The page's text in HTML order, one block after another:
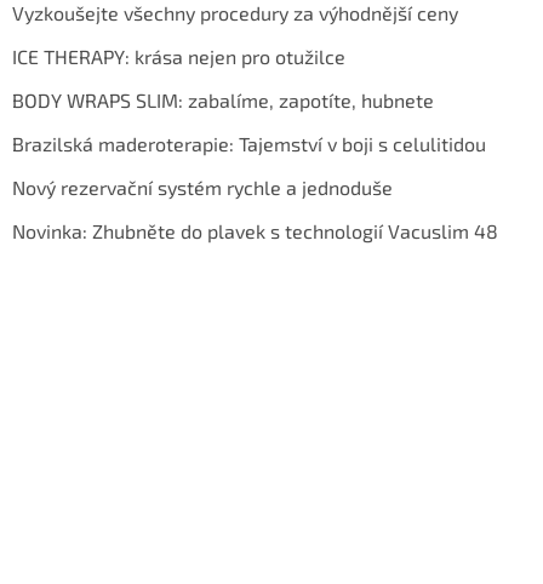
Vyzkoušejte všechny procedury za výhodnější ceny
ICE THERAPY: krása nejen pro otužilce
BODY WRAPS SLIM: zabalíme, zapotíte, hubnete
Brazilská maderoterapie: Tajemství v boji s celulitidou
Nový rezervační systém rychle a jednoduše
Novinka: Zhubněte do plavek s technologií Vacuslim 48